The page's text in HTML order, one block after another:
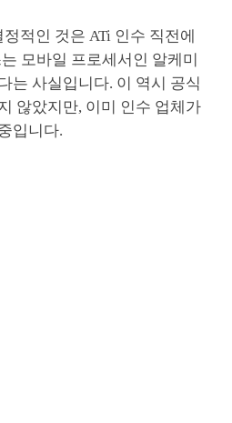
적인 것은 ATi 인수 직전에
모바일 프로세서인 알케미
는 사실입니다. 이 역시 공식
않았지만, 이미 인수 업체가
입니다.